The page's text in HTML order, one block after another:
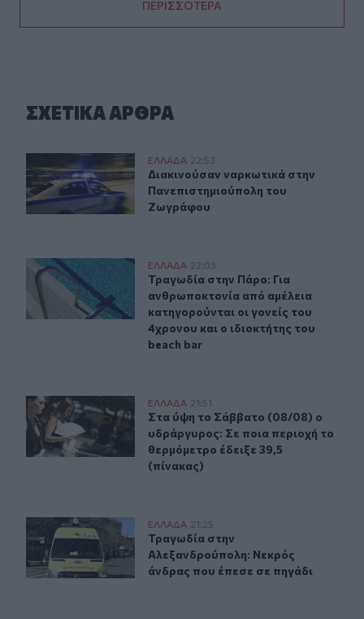
ΠΕΡΙΣΣΟΤΕΡΑ
ΣΧΕΤΙΚA AΡΘΡΑ
Διακινούσαν ναρκωτικά στην Πανεπιστημιούπολη
ΕΛΛAΔΑ 22:53
Διακινούσαν ναρκωτικά στην
Διακινούσαν ναρκωτικά στην
Πανεπιστημιούπολη του
Ζωγράφου
Τραγωδία στην Πάρο: Για ανθρωποκτονία από αμέλεια
ΕΛΛAΔΑ 22:03
Τραγωδία στην Πάρο: Για
Τραγωδία στην Πάρο: Για
ανθρωποκτονία από αμέλεια
κατηγορούνται οι γονείς του
4χρονου και ο ιδιοκτήτης του
beach bar
Στα ύψη το Σάββατο (08/08) ο υδράργυρος: Σε ποια
ΕΛΛAΔΑ 21:51
Στα ύψη το Σάββατο (08/08) ο
Στα ύψη το Σάββατο (08/08) ο
υδράργυρος: Σε ποια περιοχή το
θερμόμετρο έδειξε 39,5
(πίνακας)
Τραγωδία στην Αλεξανδρούπολη: Νεκρός άνδρας που
ΕΛΛAΔΑ 21:25
Τραγωδία στην Αλεξανδρούπολη:
Τραγωδία στην
Αλεξανδρούπολη: Νεκρός
άνδρας που έπεσε σε πηγάδι